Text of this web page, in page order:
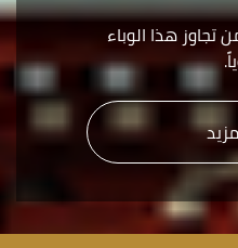
تجاوز هذا الوباء